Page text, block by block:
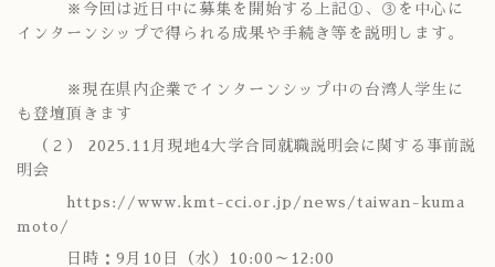
※今回は近日中に募集を開始する上記①、③を中心に
インターンシップで得られる成果や手続き等を説明します。
※現在県内企業でインターンシップ中の台湾人学生に
も登壇頂きます
（２） 2025.11月現地4大学合同就職説明会に関する事前説
明会
https://www.kmt-cci.or.jp/news/taiwan-kuma
moto/
日時：9月10日（水）10:00～12:00